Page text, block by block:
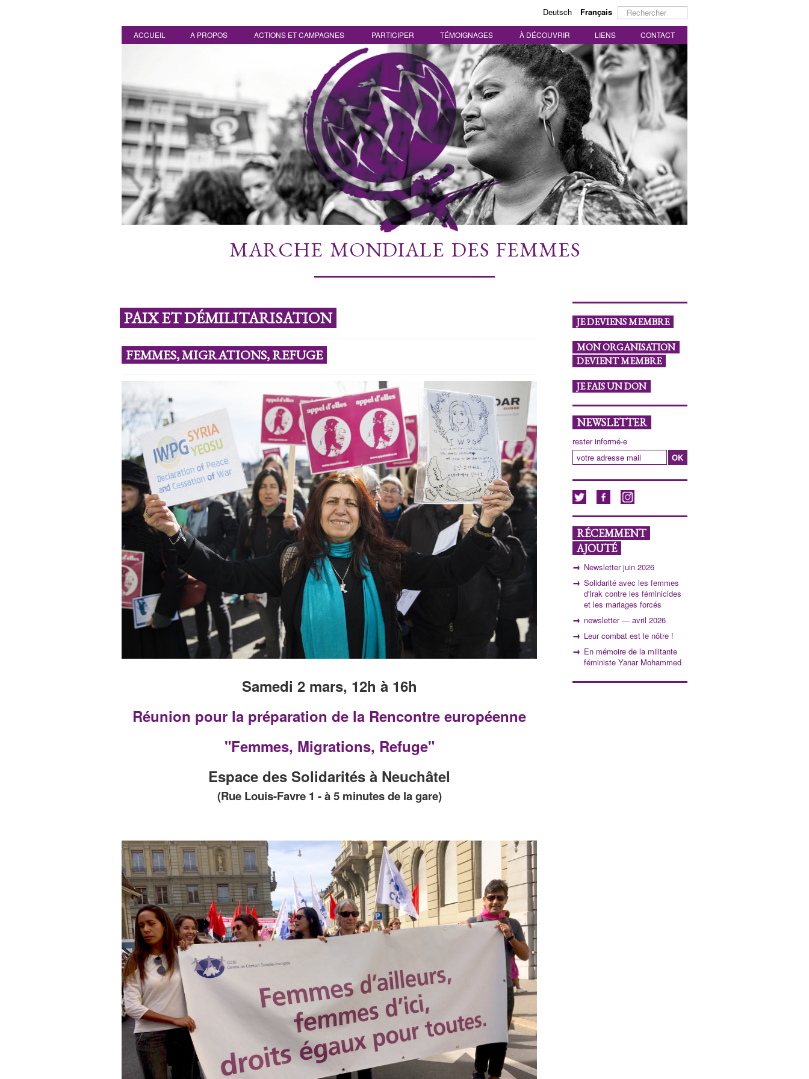
Deutsch Français Rechercher
ACCUEIL A PROPOS ACTIONS ET CAMPAGNES PARTICIPER TÉMOIGNAGES À DÉCOUVRIR LIENS CONTACT
MARCHE MONDIALE DES FEMMES
PAIX ET DÉMILITARISATION
FEMMES, MIGRATIONS, REFUGE
Samedi 2 mars, 12h à 16h
Réunion pour la préparation de la Rencontre européenne
"Femmes, Migrations, Refuge"
Espace des Solidarités à Neuchâtel
(Rue Louis-Favre 1 - à 5 minutes de la gare)
JE DEVIENS MEMBRE
MON ORGANISATION
DEVIENT MEMBRE
JE FAIS UN DON
NEWSLETTER
rester informé-e
RÉCEMMENT
AJOUTÉ
Newsletter juin 2026
Solidarité avec les femmes
d'Irak contre les féminicides
et les mariages forcés
newsletter — avril 2026
Leur combat est le nôtre !
En mémoire de la militante
féministe Yanar Mohammed